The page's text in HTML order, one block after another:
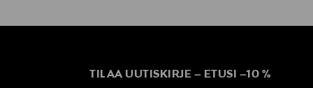
TILAA UUTISKIRJE – ETUSI –10 %